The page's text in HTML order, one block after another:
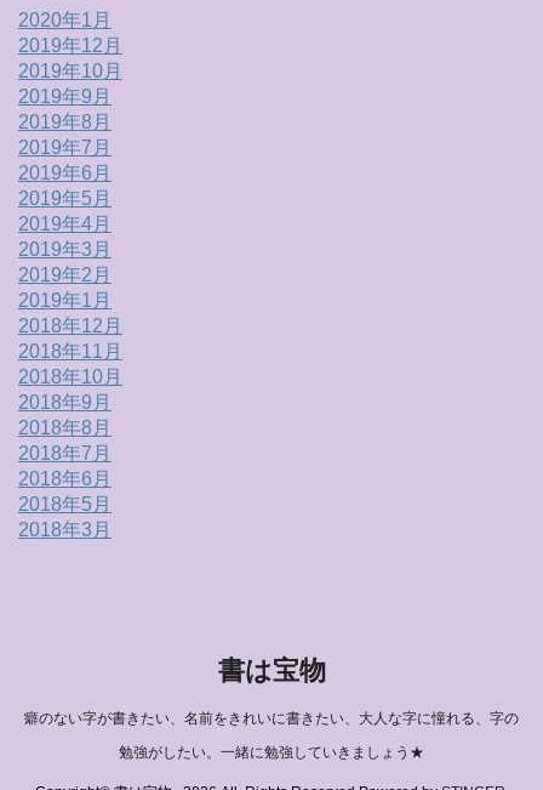
2020年1月
2019年12月
2019年10月
2019年9月
2019年8月
2019年7月
2019年6月
2019年5月
2019年4月
2019年3月
2019年2月
2019年1月
2018年12月
2018年11月
2018年10月
2018年9月
2018年8月
2018年7月
2018年6月
2018年5月
2018年3月
書は宝物
癖のない字が書きたい、名前をきれいに書きたい、大人な字に憧れる、字の
勉強がしたい。一緒に勉強していきましょう★